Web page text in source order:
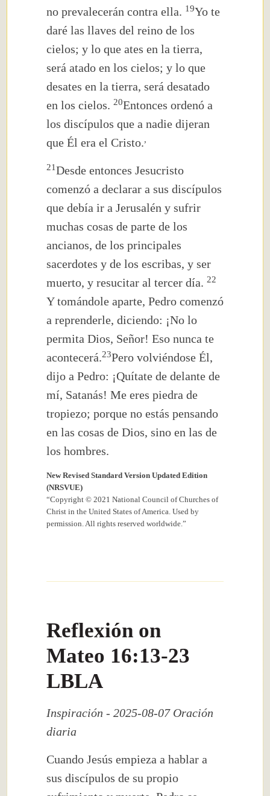
no prevalecerán contra ella. 19Yo te
daré las llaves del reino de los
cielos; y lo que ates en la tierra,
será atado en los cielos; y lo que
desates en la tierra, será desatado
en los cielos. 20Entonces ordenó a
los discípulos que a nadie dijeran
que Él era el Cristo.,
21Desde entonces Jesucristo
comenzó a declarar a sus discípulos
que debía ir a Jerusalén y sufrir
muchas cosas de parte de los
ancianos, de los principales
sacerdotes y de los escribas, y ser
muerto, y resucitar al tercer día. 22
Y tomándole aparte, Pedro comenzó
a reprenderle, diciendo: ¡No lo
permita Dios, Señor! Eso nunca te
acontecerá.23Pero volviéndose Él,
dijo a Pedro: ¡Quítate de delante de
mí, Satanás! Me eres piedra de
tropiezo; porque no estás pensando
en las cosas de Dios, sino en las de
los hombres.
New Revised Standard Version Updated Edition
(NRSVUE)
“Copyright © 2021 National Council of Churches of
Christ in the United States of America. Used by
permission. All rights reserved worldwide.”
Reflexión on
Mateo 16:13-23
LBLA
Inspiración - 2025-08-07 Oración
diaria
Cuando Jesús empieza a hablar a
sus discípulos de su propio